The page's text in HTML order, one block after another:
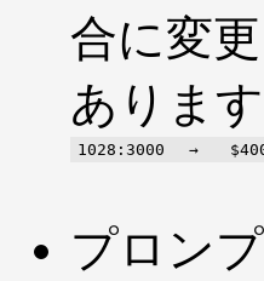
合に変
あります
1028:3000 →
プロン